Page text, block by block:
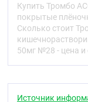
инактивации
результате
Уменьшает
тромбоксана
Повышает
плазмы крови
Купить Тромбо
покрытые
Сколько стоит
50мг №28 - цена
Источник